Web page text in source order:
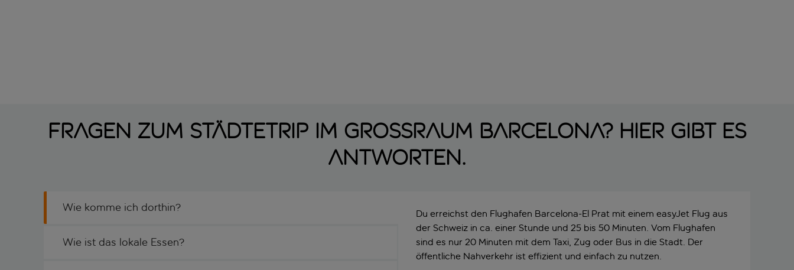
Fragen zum Städtetrip im Grossraum Barcelona? Hier gibt es
Antworten.
Wie komme ich dorthin?
Wie ist das lokale Essen?
Du erreichst den Flughafen Barcelona-El Prat mit einem easyJet Flug aus
der Schweiz in ca. einer Stunde und 25 bis 50 Minuten. Vom Flughafen
sind es nur 20 Minuten mit dem Taxi, Zug oder Bus in die Stadt. Der
öffentliche Nahverkehr ist effizient und einfach zu nutzen.